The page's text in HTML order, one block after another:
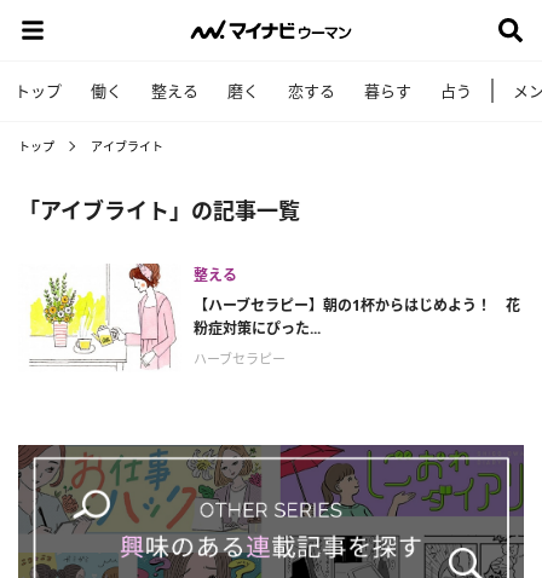
トップ 働く 整える 磨く 恋する 暮らす 占う メ
トップ アイブライト
「アイブライト」の記事一覧
整える
【ハーブセラピー】朝の1杯からはじめよう！ 花
粉症対策にぴった...
ハーブセラピー